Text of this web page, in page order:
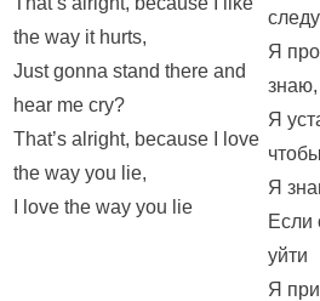
the way it hurts,
Just gonna stand there and
hear me cry?
That’s alright, because I love
the way you lie,
I love the way you lie
Я
знаю,
Я
Я
Если
уйти
Я